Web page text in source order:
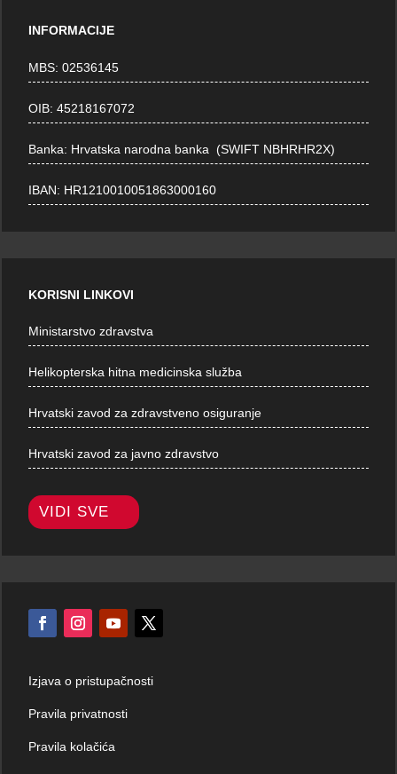
INFORMACIJE
MBS: 02536145
OIB: 45218167072
Banka: Hrvatska narodna banka (SWIFT NBHRHR2X)
IBAN: HR1210010051863000160
KORISNI LINKOVI
Ministarstvo zdravstva
Helikopterska hitna medicinska služba
Hrvatski zavod za zdravstveno osiguranje
Hrvatski zavod za javno zdravstvo
VIDI SVE
Izjava o pristupačnosti
Pravila privatnosti
Pravila kolačića